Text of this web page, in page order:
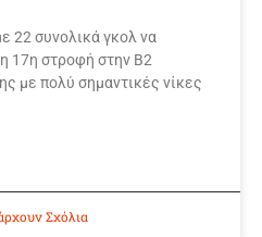
22 συνολικά γκολ να
17η στροφή στην Β2
με πολύ σημαντικές νίκες
Σχόλια